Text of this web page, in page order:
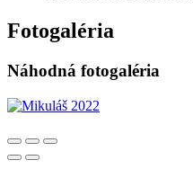
Fotogaléria
Náhodná fotogaléria